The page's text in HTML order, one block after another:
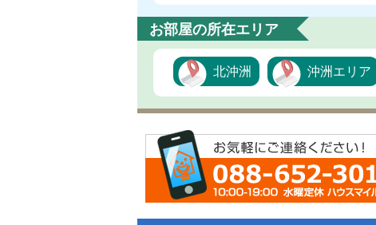
お部屋の所在エリア
北沖洲 沖洲エリア